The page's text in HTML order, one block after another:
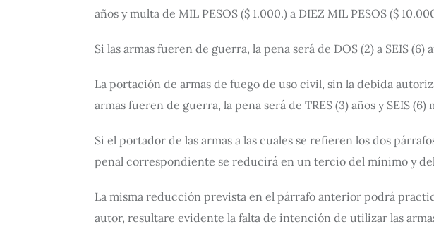
años y multa de MIL PESOS ($ 1.000.) a DIEZ MIL PESOS ($
Si las armas fueren de guerra, la pena será de DOS (2) a SEIS (6)
La portación de armas de fuego de uso civil, sin la debida
armas fueren de guerra, la pena será de TRES (3) años y SEIS
Si el portador de las armas a las cuales se refieren los dos
penal correspondiente se reducirá en un tercio del mínimo y
La misma reducción prevista en el párrafo anterior podrá
autor, resultare evidente la falta de intención de utilizar las